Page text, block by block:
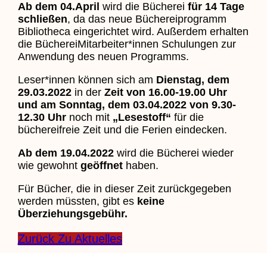
Ab dem 04.April wird die Bücherei für 14 Tage
schließen, da das neue Büchereiprogramm
Bibliotheca eingerichtet wird. Außerdem erhalten
die BüchereiMitarbeiter*innen Schulungen zur
Anwendung des neuen Programms.
Leser*innen können sich am Dienstag, dem
29.03.2022 in der Zeit von 16.00-19.00 Uhr
und am Sonntag, dem 03.04.2022 von 9.30-
12.30 Uhr noch mit „Lesestoff“ für die
büchereifreie Zeit und die Ferien eindecken.
Ab dem 19.04.2022wird die Bücherei wieder
wie gewohnt geöffnet haben.
Für Bücher, die in dieser Zeit zurückgegeben
werden müssten, gibt es keine
Überziehungsgebühr.
Zurück Zu Aktuelles